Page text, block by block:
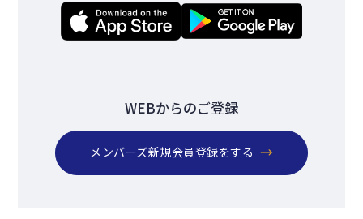
WEBからのご登録
メンバーズ新規会員登録をする